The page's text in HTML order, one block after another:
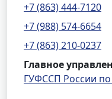
+7 (863) 444-7120
+7 (988) 574-6654
+7 (863) 210-0237
Главное
ГУФССП России по